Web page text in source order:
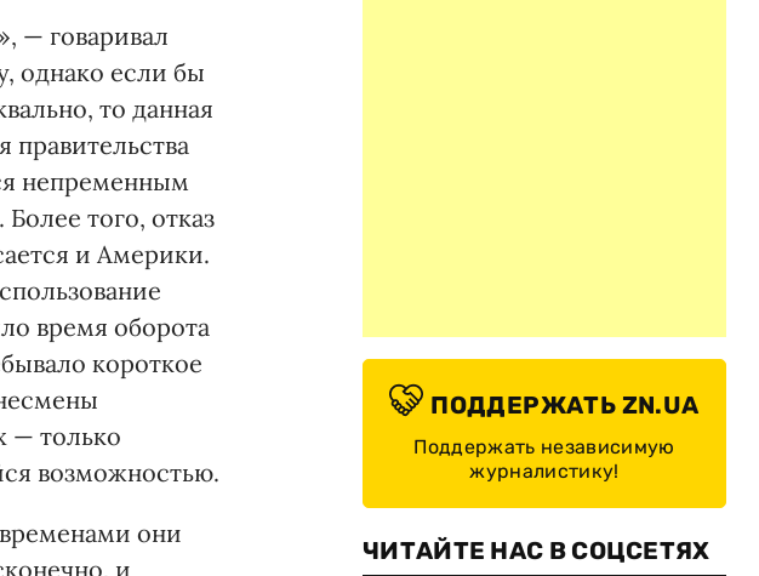
— говаривал
однако если бы
то данная
правительства
непременным
того, отказ
и Америки.
время оборота
короткое
— только
возможностью.
они
и
ПОДДЕРЖАТЬ ZN.UA
Поддержать независимую
журналистику!
ЧИТАЙТЕ НАС В СОЦСЕТЯХ